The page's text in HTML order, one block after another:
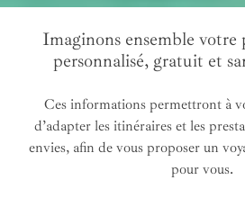
Imaginons ensemble votre
personnalisé, gratuit et
Ces informations permettront à
d’adapter les itinéraires et les
envies, afin de vous proposer un
pour vous.